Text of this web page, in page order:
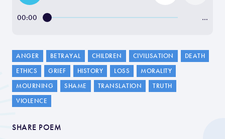
00:00 …
ANGER BETRAYAL CHILDREN CIVILISATION
DEATH
ETHICS
GRIEF HISTORY LOSS
MORALITY
MOURNING
SHAME TRANSLATION
TRUTH
VIOLENCE
SHARE POEM